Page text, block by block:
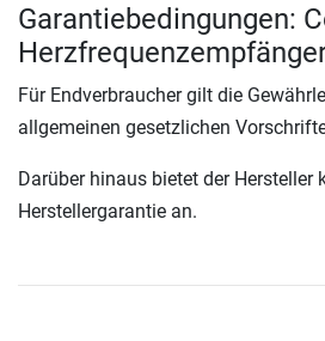
Garantiebedingungen:
Für Endverbraucher gilt die
allgemeinen gesetzlichen
Darüber hinaus bietet der Hersteller
Herstellergarantie an.